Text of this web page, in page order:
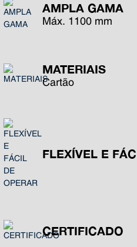
AMPLA GAMA
Máx. 1100 mm
MATERIAIS
Cartão
FLEXÍVEL E
CERTIFICADO